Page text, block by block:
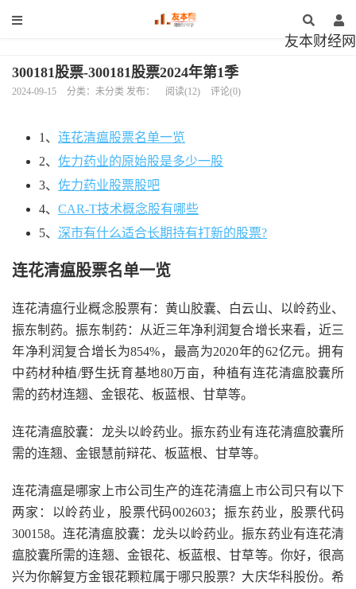
友本财经网
300181股票-300181股票2024年第1季
2024-09-15 分类：未分类 发布： 阅读(12) 评论(0)
1、 连花清瘟股票名单一览
2、 佐力药业的原始股是多少一股
3、 佐力药业股票股吧
4、 CAR-T技术概念股有哪些
5、 深市有什么适合长期持有打新的股票?
连花清瘟股票名单一览
连花清瘟行业概念股票有：黄山胶囊、白云山、以岭药业、
振东制药。振东制药：从近三年净利润复合增长来看，近三
年净利润复合增长为854%，最高为2020年的62亿元。拥有
中药材种植/野生抚育基地80万亩，种植有连花清瘟胶囊所
需的药材连翘、金银花、板蓝根、甘草等。
连花清瘟胶囊：龙头以岭药业。振东药业有连花清瘟胶囊所
需的连翘、金银慧前辩花、板蓝根、甘草等。
连花清瘟是哪家上市公司生产的连花清瘟上市公司只有以下
两家：以岭药业，股票代码002603；振东药业，股票代码
300158。连花清瘟胶囊：龙头以岭药业。振东药业有连花清
瘟胶囊所需的连翘、金银花、板蓝根、甘草等。你好，很高
兴为你解复方金银花颗粒属于哪只股票？大庆华科股份。希